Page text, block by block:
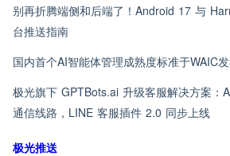
别再折腾端侧和后端了！Android 17 与
台推送指南
国内首个AI智能体管理成熟度标准于WAIC
极光旗下 GPTBots.ai 升级客服解决方案：
通信线路，LINE 客服插件 2.0 同步上线
极光推送